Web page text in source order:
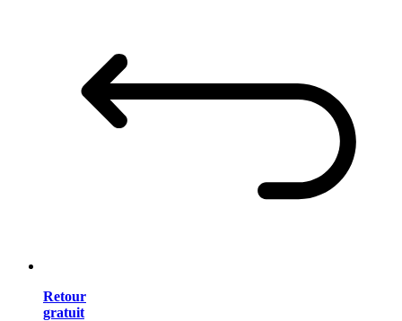
Retour
gratuit